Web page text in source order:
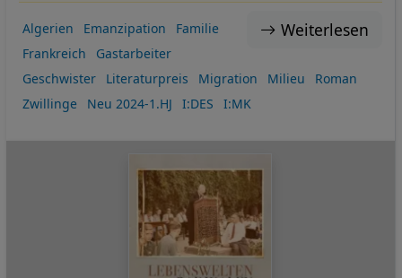
Weiterlesen
Algerien Emanzipation
Familie
Frankreich
Gastarbeiter
Geschwister
Literaturpreis Migration Milieu
Roman
Zwillinge
Neu 2024-1.HJ I:DES I:MK